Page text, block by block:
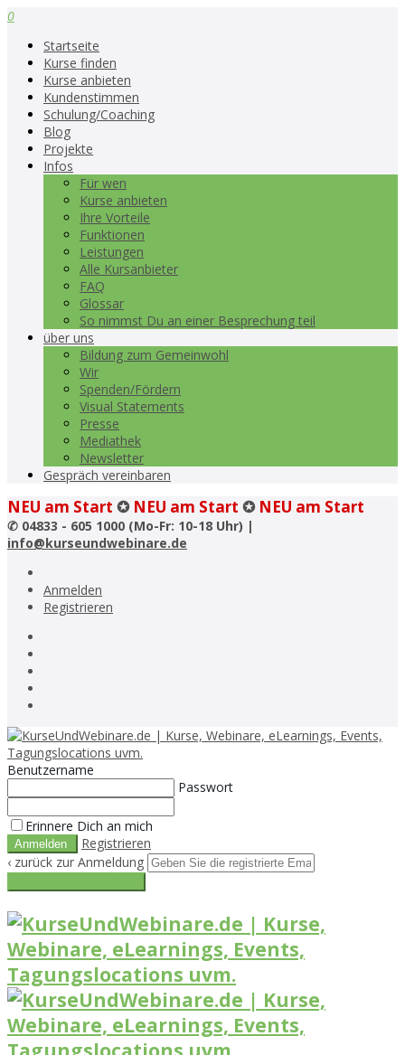
0
Startseite
Kurse finden
Kurse anbieten
Kundenstimmen
Schulung/Coaching
Blog
Projekte
Infos
Für wen
Kurse anbieten
Ihre Vorteile
Funktionen
Leistungen
Alle Kursanbieter
FAQ
Glossar
So nimmst Du an einer Besprechung teil
über uns
Bildung zum Gemeinwohl
Wir
Spenden/Fördern
Visual Statements
Presse
Mediathek
Newsletter
Gespräch vereinbaren
NEU am Start ✪ NEU am Start ✪ NEU am Start
✆ 04833 - 605 1000 (Mo-Fr: 10-18 Uhr) |
info@kurseundwebinare.de
Anmelden
Registrieren
Benutzername
Passwort
Erinnere Dich an mich
Registrieren
‹ zurück zur Anmeldung